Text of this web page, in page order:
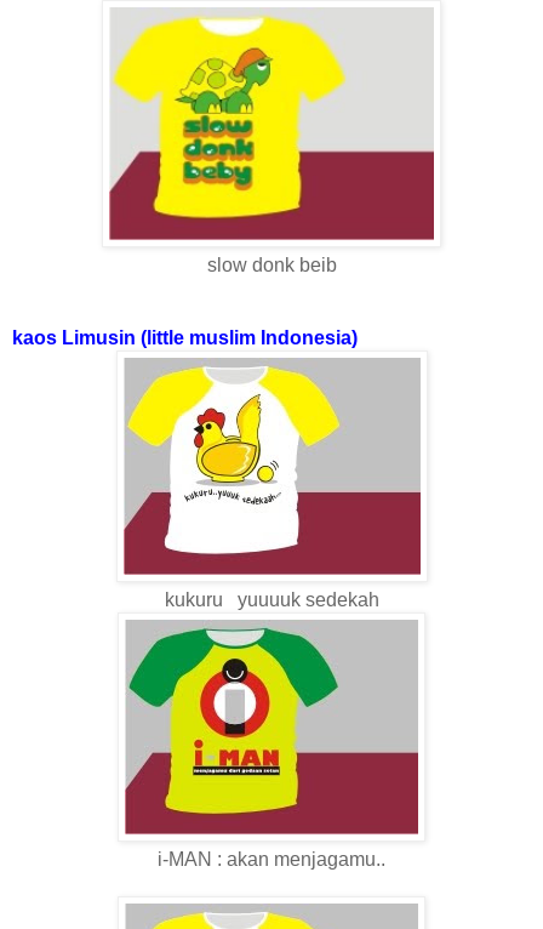
slow donk beib
kaos Limusin (little muslim Indonesia)
kukuru yuuuuk sedekah
i-MAN : akan menjagamu..